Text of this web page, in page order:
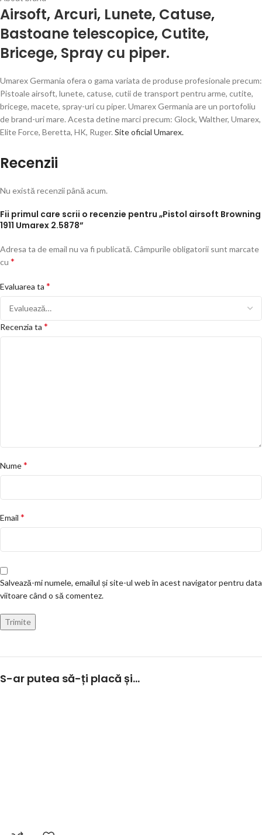
Airsoft,Arcuri, Lunete, Catuse,
Bastoane telescopice, Cutite,
Bricege, Spray cu piper.
Umarex Germania ofera o gama variata de produse profesionale precum:
Pistoale airsoft, lunete, catuse, cutii de transport pentru arme, cutite,
bricege, macete, spray-uri cu piper. Umarex Germania are un portofoliu
de brand-uri mare. Acesta detine marci precum: Glock, Walther, Umarex,
Elite Force, Beretta, HK, Ruger. Site oficial Umarex.
Recenzii
Nu există recenzii până acum.
Fii primul care scrii o recenzie pentru „Pistol airsoft Browning
1911 Umarex 2.5878”
Adresa ta de email nu va fi publicată. Câmpurile obligatorii sunt marcate
cu *
Evaluarea ta *
Recenzia ta *
Nume*
Email *
Salvează-mi numele, emailul și site-ul web în acest navigator pentru data
viitoare când o să comentez.
S-ar putea să-ți placă și…